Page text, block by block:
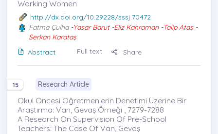
Working Women
http://dx.doi.org/10.29228/sssj.70472
Fatma Çulha-Yaşar Barut -Eliz Kahraman -Talip Ataş -
Serkan Karataş
Abstract
Full text Share
15 Research Article
Okul Öncesi Öğretmenlerin Denetimi Üzerine Bir
Araştırma: Van, Gevaş Örneği , 7279-7288
A Research On Supervısıon Of Pre-School
Teachers: The Case Of Van, Gevaş